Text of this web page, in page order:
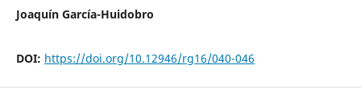
Joaquín García-Huidobro
DOI: https://doi.org/10.12946/rg16/040-046